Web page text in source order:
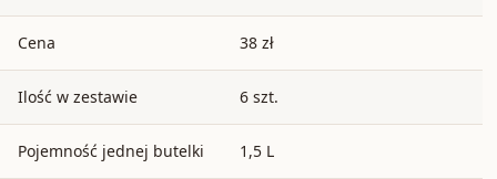
Cena 38 zł
Ilość w zestawie 6 szt.
Pojemność jednej butelki 1,5 L